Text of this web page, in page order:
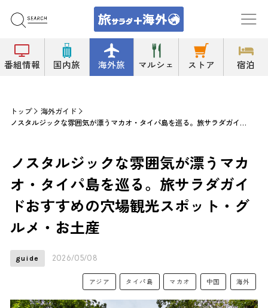
番組情報 国内旅 海外旅 マルシェ ストア 宿泊
トップ
海外ガイド
ノスタルジックな雰囲気が漂うマカオ・タイパ島を巡る。旅サラダガイドおすすめの穴場観光スポット・グルメ・お土産
ノスタルジックな雰囲気が漂うマカ
オ・タイパ島を巡る。旅サラダガイ
ドおすすめの穴場観光スポット・グ
ルメ・お土産
guide 2026/05/08
アジア タイパ島 マカオ 中国 海外